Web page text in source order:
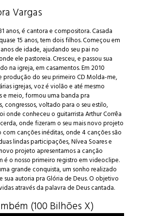
Vargas
anos, é cantora e compositora. Casada
15 anos, tem dois filhos. Começou em
de idade, ajudando seu pai no
ele pastoreia. Cresceu, e passou sua
na igreja, em casamentos. Em 2010
produção do seu primeiro CD Molda-me,
igrejas, voz é violão e até mesmo
e meio, formou uma banda pra
congressos, voltado para o seu estilo,
onde conheceu o guitarrista Arthur Corrêa
onde fizeram o seu mais novo projeto
com canções inéditas, onde 4 canções são
lindas participações, Nívea Soares e
projeto apresentamos a canção
é o nosso primeiro registro em videoclipe.
grande conquista, um sonho realizado
sua autoria pra Glória de Deus. O objetivo
através da palavra de Deus cantada.
(100 Bilhões X)